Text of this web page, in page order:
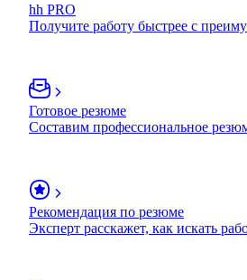
hh PRO
Получите работу быстрее с
Готовое резюме
Составим профессиональное
Рекомендация по резюме
Эксперт расскажет, как искать